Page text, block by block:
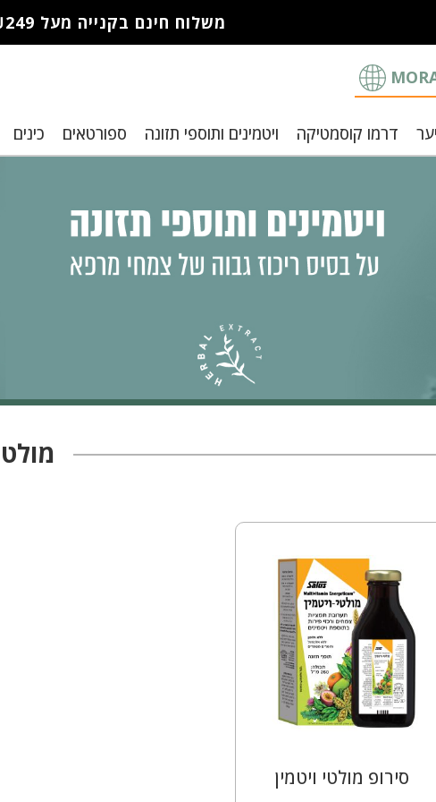
משלוח חינם בקנייה מעל ₪249
חברי מועדון מורז
10% הנחה לקנייה ראשונה
וצבירת נקודות למימוש
דרמו קוסמטיקה ויטמינים ותוספי תזונה ספורטאים כינים
סירופ מולטי ויטמין